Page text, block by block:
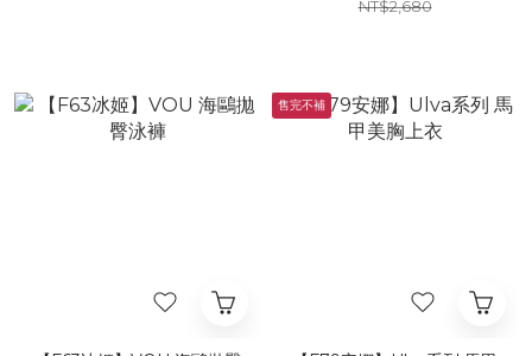
NT$2,680
售完不補